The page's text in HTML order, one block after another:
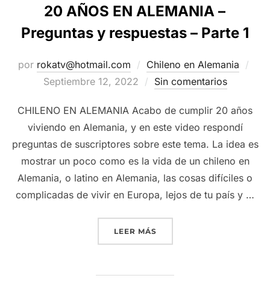
20 AÑOS EN ALEMANIA –
Preguntas y respuestas – Parte 1
por rokatv@hotmail.com Chileno en Alemania
Septiembre 12, 2022 Sin comentarios
CHILENO EN ALEMANIA Acabo de cumplir 20 años
viviendo en Alemania, y en este video respondí
preguntas de suscriptores sobre este tema. La idea es
mostrar un poco como es la vida de un chileno en
Alemania, o latino en Alemania, las cosas difíciles o
complicadas de vivir en Europa, lejos de tu país y …
LEER MÁS“20 AÑOS EN ALEMANIA –